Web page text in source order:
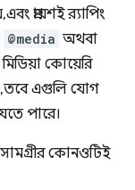
এবং প্রায়শই র‍্যাপিং
@media অথবা
কোয়েরি
তবে এগুলি যোগ
পারে।
কোনওটিই